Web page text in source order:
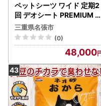
ペットシーツ ワイド 定期2
回 デオシート PREMIUM ペ
ットシーツ
三重県名張市
(0)
48,000